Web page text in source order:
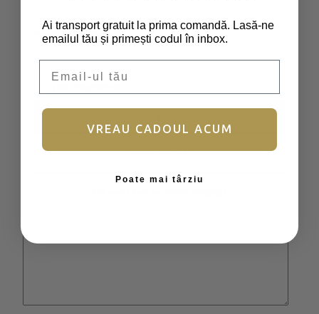
Fii primul care scrii o recenzie pentru „Perlă
Câmpurile obligatorii sunt marcate cu*
Parolă*Obligatoriu
Ai uitat parola?
Ai transport gratuit la prima comandă. Lasă-ne
emailul tău și primești codul în inbox.
VREAU CADOUL ACUM
Poate mai târziu